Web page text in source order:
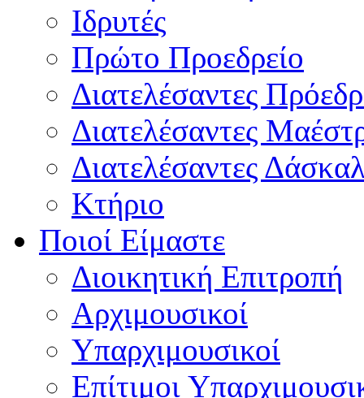
Ιδρυτές
Πρώτο Προεδρείο
Διατελέσαντες
Διατελέσαντες
Διατελέσαντες
Κτήριο
Ποιοί Είμαστε
Διοικητική Επιτροπή
Aρχιμουσικοί
Υπαρχιμουσικοί
Επίτιμοι